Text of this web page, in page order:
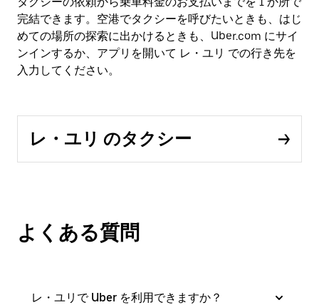
完結できます。空港でタクシーを呼びたいときも、はじ
めての場所の探索に出かけるときも、Uber.com にサイ
ンインするか、アプリを開いて レ・ユリ での行き先を
入力してください。
レ・ユリ のタクシー
よくある質問
レ・ユリで Uber を利用できますか？